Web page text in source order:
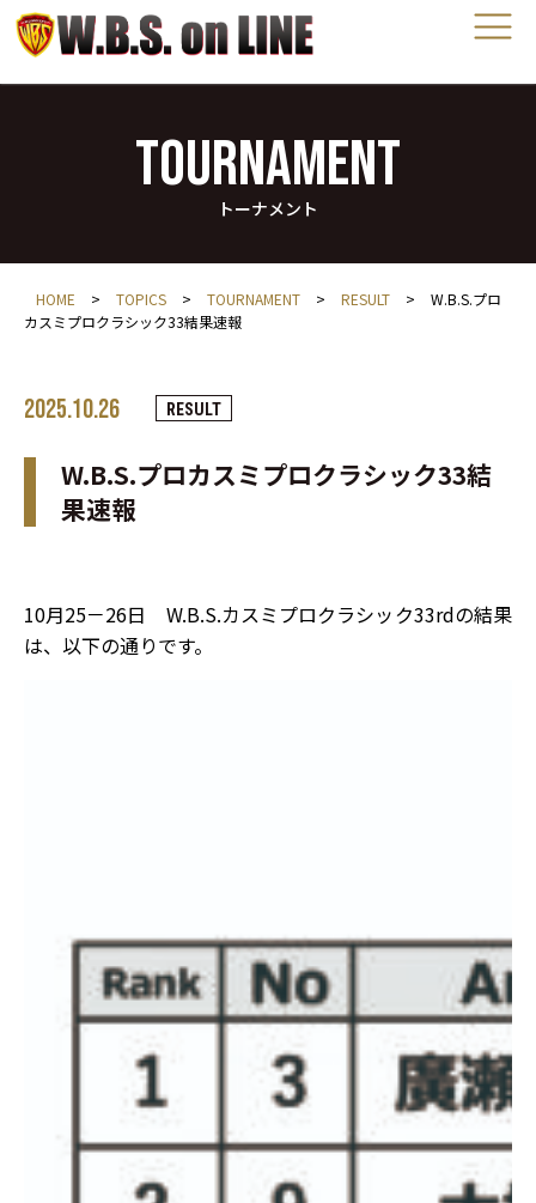
TOURNAMENT
トーナメント
HOME > TOPICS > TOURNAMENT > RESULT >
W.B.S.プロ
カスミプロクラシック33結果速報
2025.10.26 RESULT
W.B.S.プロカスミプロクラシック33結
果速報
10月25－26日 W.B.S.カスミプロクラシック33rdの結果
は、以下の通りです。